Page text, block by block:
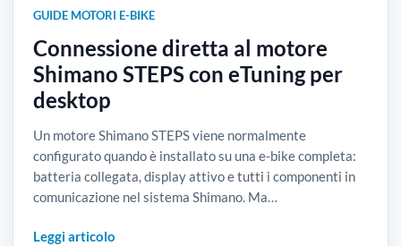
GUIDE MOTORI E-BIKE
Connessione diretta al motore
Shimano STEPS con eTuning per
desktop
Un motore Shimano STEPS viene normalmente
configurato quando è installato su una e-bike completa:
batteria collegata, display attivo e tutti i componenti in
comunicazione nel sistema Shimano. Ma…
Leggi articolo